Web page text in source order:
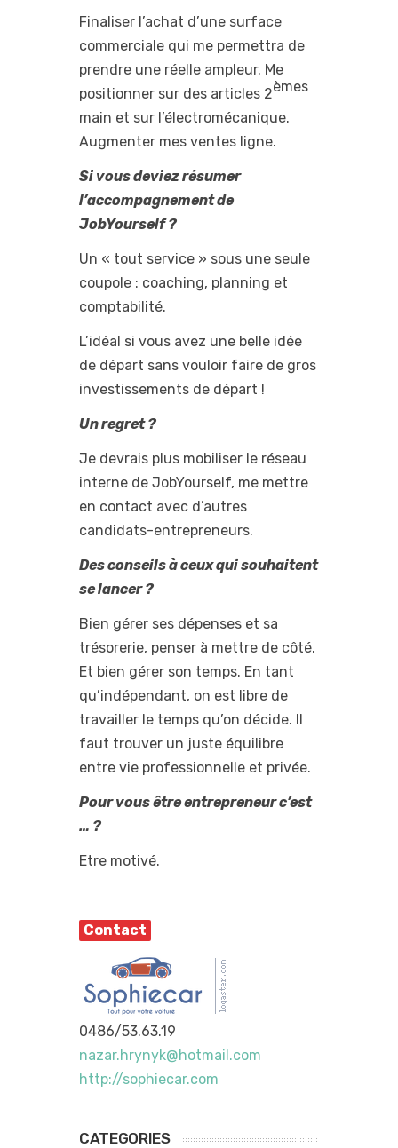
Finaliser l’achat d’une surface
commerciale qui me permettra de
prendre une réelle ampleur. Me
positionner sur des articles 2èmes
main et sur l’électromécanique.
Augmenter mes ventes ligne.
Si vous deviez résumer
l’accompagnement de
JobYourself ?
Un « tout service » sous une seule
coupole : coaching, planning et
comptabilité.
L’idéal si vous avez une belle idée
de départ sans vouloir faire de gros
investissements de départ !
Un regret ?
Je devrais plus mobiliser le réseau
interne de JobYourself, me mettre
en contact avec d’autres
candidats-entrepreneurs.
Des conseils à ceux qui souhaitent
se lancer ?
Bien gérer ses dépenses et sa
trésorerie, penser à mettre de côté.
Et bien gérer son temps. En tant
qu’indépendant, on est libre de
travailler le temps qu’on décide. Il
faut trouver un juste équilibre
entre vie professionnelle et privée.
Pour vous être entrepreneur c’est
… ?
Etre motivé.
Contact
0486/53.63.19
nazar.hrynyk@hotmail.com
http://sophiecar.com
CATEGORIES